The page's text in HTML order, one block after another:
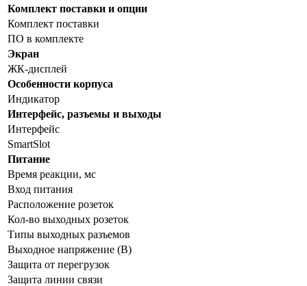
Комплект поставки и опции
Комплект поставки
ПО в комплекте
Экран
ЖК-дисплей
Особенности корпуса
Индикатор
Интерфейс, разъемы и выходы
Интерфейс
SmartSlot
Питание
Время реакции, мс
Вход питания
Расположение розеток
Кол-во выходных розеток
Типы выходных разъемов
Выходное напряжение (В)
Защита от перегрузок
Защита линии связи